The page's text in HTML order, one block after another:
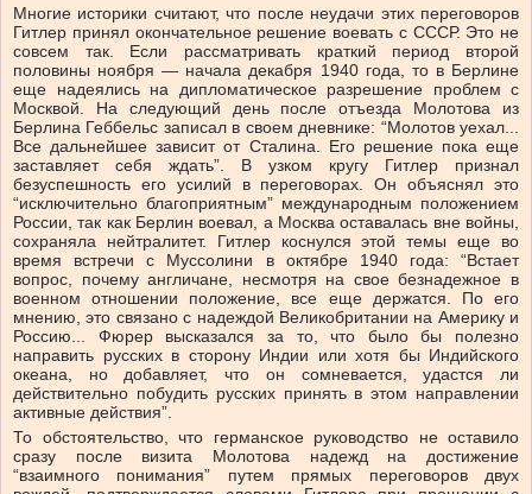
Многие историки считают, что после неудачи этих переговоров
Гитлер принял окончательное решение воевать с СССР. Это не
совсем так. Если рассматривать краткий период второй
половины ноября — начала декабря 1940 года, то в Берлине
еще надеялись на дипломатическое разрешение проблем с
Москвой. На следующий день после отъезда Молотова из
Берлина Геббельс записал в своем дневнике: “Молотов уехал...
Все дальнейшее зависит от Сталина. Его решение пока еще
заставляет себя ждать”. В узком кругу Гитлер признал
безуспешность его усилий в переговорах. Он объяснял это
“исключительно благоприятным” международным положением
России, так как Берлин воевал, а Москва оставалась вне войны,
сохраняла нейтралитет. Гитлер коснулся этой темы еще во
время встречи с Муссолини в октябре 1940 года: “Встает
вопрос, почему англичане, несмотря на свое безнадежное в
военном отношении положение, все еще держатся. По его
мнению, это связано с надеждой Великобритании на Америку и
Россию... Фюрер высказался за то, что было бы полезно
направить русских в сторону Индии или хотя бы Индийского
океана, но добавляет, что он сомневается, удастся ли
действительно побудить русских принять в этом направлении
активные действия”.
То обстоятельство, что германское руководство не оставило
сразу после визита Молотова надежд на достижение
“взаимного понимания” путем прямых переговоров двух